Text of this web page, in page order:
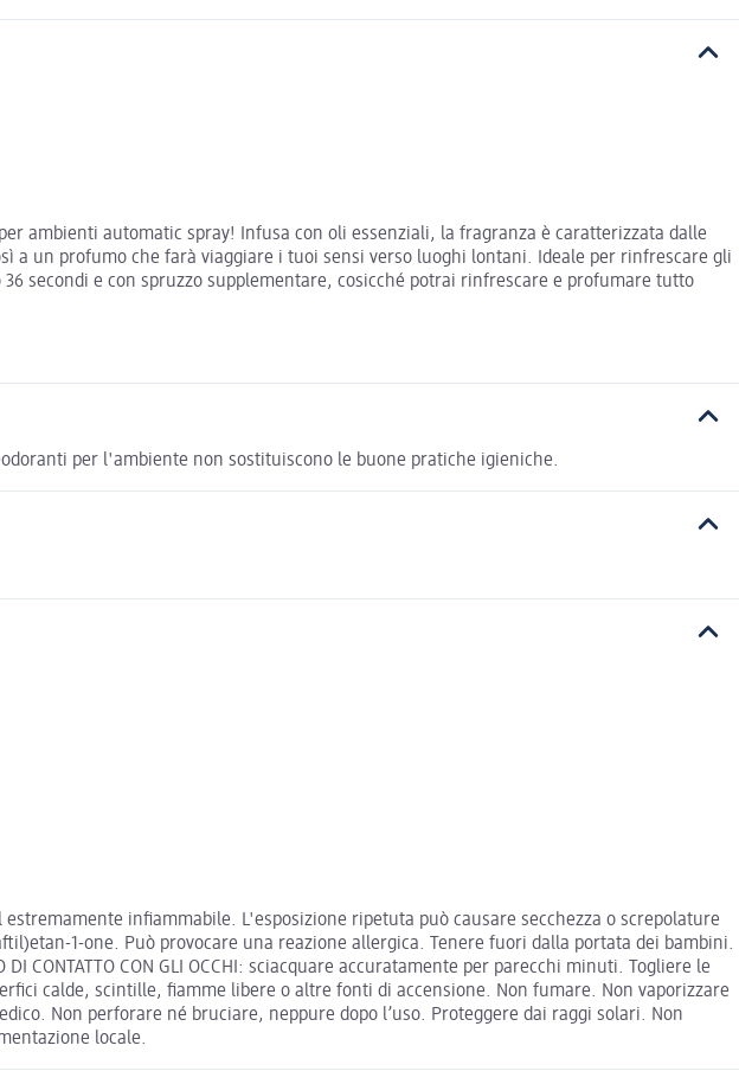
ambienti automatic spray! Infusa con oli essenziali, la fragranza è caratterizzata dalle
a un profumo che farà viaggiare i tuoi sensi verso luoghi lontani. Ideale per rinfrescare gli
secondi e con spruzzo supplementare, cosicché potrai rinfrescare e profumare tutto
per l'ambiente non sostituiscono le buone pratiche igieniche.
infiammabile. L'esposizione ripetuta può causare secchezza o screpolature
1-one. Può provocare una reazione allergica. Tenere fuori dalla portata dei bambini.
CON GLI OCCHI: sciacquare accuratamente per parecchi minuti. Togliere le
calde, scintille, fiamme libere o altre fonti di accensione. Non fumare. Non vaporizzare
Non perforare né bruciare, neppure dopo l’uso. Proteggere dai raggi solari. Non
locale.